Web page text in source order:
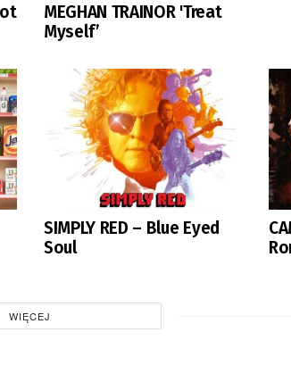
MEGHAN TRAINOR 'Treat
Myself’
SIMPLY RED – Blue Eyed
Soul
WIĘCEJ